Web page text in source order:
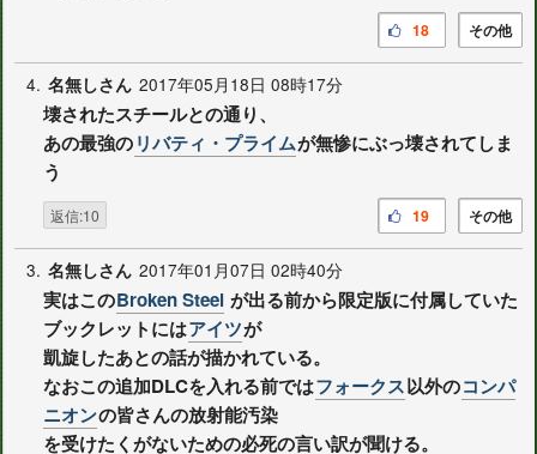
その他
18
4. 名無しさん 2017年05月18日 08時17分
壊されたスチールとの通り、
あの最強のリバティ・プライムが無惨にぶっ壊されてしま
う
返信:10 その他
19
3. 名無しさん 2017年01月07日 02時40分
実はこのBroken Steel が出る前から限定版に付属していた
ブックレットにはアイツが
凱旋したあとの話が描かれている。
なおこの追加DLCを入れる前ではフォークス以外のコンパ
ニオンの皆さんの放射能汚染
を受けたくがないための必死の言い訳が聞ける。